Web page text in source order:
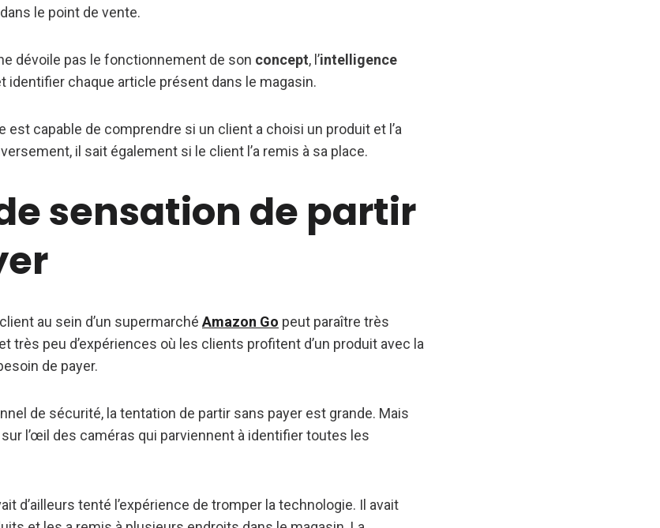
le point de vente.
dévoile pas le fonctionnement de son concept, l’intelligence
identifier chaque article présent dans le magasin.
est capable de comprendre si un client a choisi un produit et l’a
il sait également si le client l’a remis à sa place.
sensation de partir
au sein d’un supermarché Amazon Go peut paraître très
très peu d’expériences où les clients profitent d’un produit avec la
de payer.
de sécurité, la tentation de partir sans payer est grande. Mais
l’œil des caméras qui parviennent à identifier toutes les
d’ailleurs tenté l’expérience de tromper la technologie. Il avait